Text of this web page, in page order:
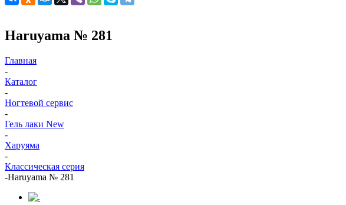
Haruyama № 281
Главная
-
Каталог
-
Ногтевой сервис
-
Гель лаки New
-
Харуяма
-
Классическая серия
-Haruyama № 281